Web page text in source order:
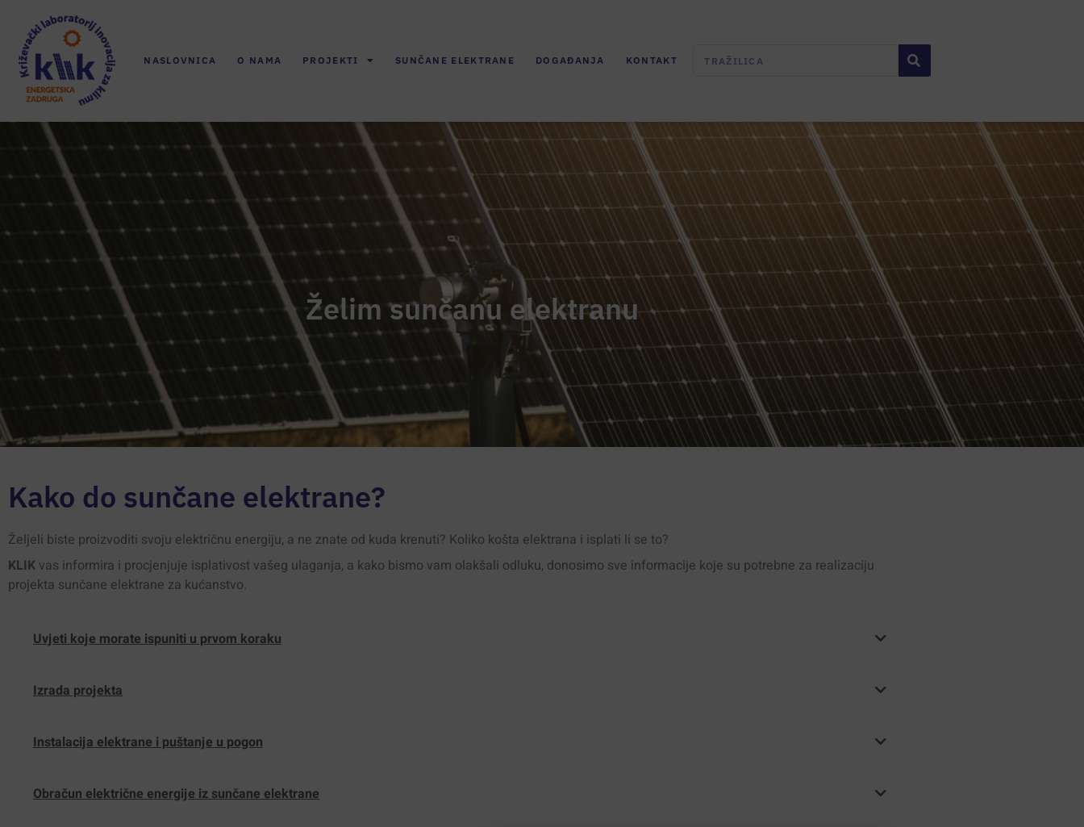
NASLOVNICA O NAMA PROJEKTI SUNČANE ELEKTRANE DOGAĐANJA KONTAKT
Želim sunčanu elektranu
Kako do sunčane elektrane?
Željeli biste proizvoditi svoju električnu energiju, a ne znate od kuda krenuti? Koliko košta elektrana i isplati li se to?
KLIK vas informira i procjenjuje isplativost vašeg ulaganja, a kako bismo vam olakšali odluku, donosimo sve informacije koje su potrebne za realizaciju
projekta sunčane elektrane za kućanstvo.
Uvjeti koje morate ispuniti u prvom koraku
Izrada projekta
Instalacija elektrane i puštanje u pogon
Obračun električne energije iz sunčane elektrane